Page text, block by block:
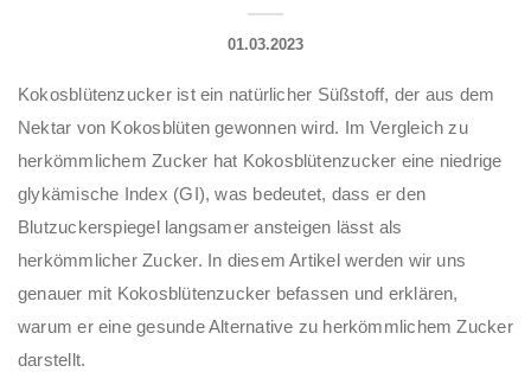
01.03.2023
Kokosblütenzucker ist ein natürlicher Süßstoff, der aus dem
Nektar von Kokosblüten gewonnen wird. Im Vergleich zu
herkömmlichem Zucker hat Kokosblütenzucker eine niedrige
glykämische Index (GI), was bedeutet, dass er den
Blutzuckerspiegel langsamer ansteigen lässt als
herkömmlicher Zucker. In diesem Artikel werden wir uns
genauer mit Kokosblütenzucker befassen und erklären,
warum er eine gesunde Alternative zu herkömmlichem Zucker
darstellt.